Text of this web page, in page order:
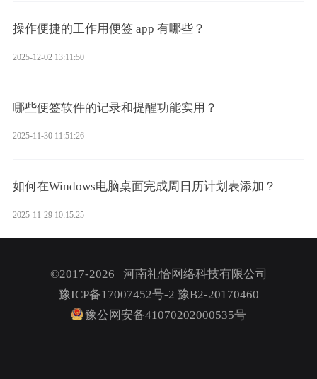
操作便捷的工作用便签 app 有哪些？
2025-12-02 13:11:50
哪些便签软件的记录和提醒功能实用？
2025-11-30 11:51:26
如何在Windows电脑桌面完成周日历计划表添加？
2025-11-29 10:15:25
©2017-2026 河南礼恰网络科技有限公司
豫ICP备17007452号-2 豫B2-20170460
豫公网安备41070202000535号